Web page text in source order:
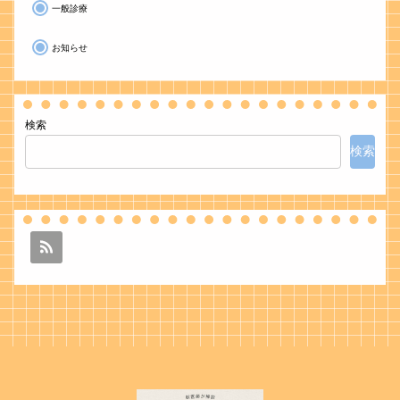
一般診療
お知らせ
検索
検索